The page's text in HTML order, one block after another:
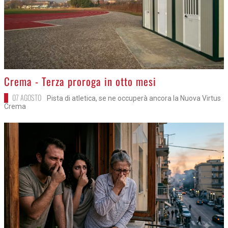
>
Crema - Terza proroga in otto mesi
07 AGOSTO
Pista di atletica, se ne occuperà ancora la Nuova Virtus
Crema